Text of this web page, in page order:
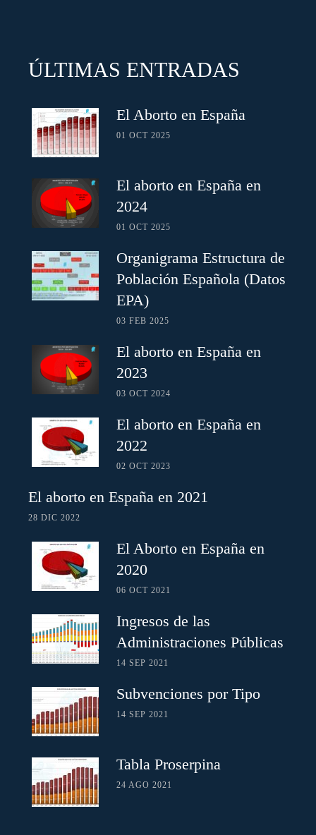
ÚLTIMAS ENTRADAS
El Aborto en España
01 OCT 2025
El aborto en España en
2024
01 OCT 2025
Organigrama Estructura de
Población Española (Datos
EPA)
03 FEB 2025
El aborto en España en
2023
03 OCT 2024
El aborto en España en
2022
02 OCT 2023
El aborto en España en 2021
28 DIC 2022
El Aborto en España en
2020
06 OCT 2021
Ingresos de las
Administraciones Públicas
14 SEP 2021
Subvenciones por Tipo
14 SEP 2021
Tabla Proserpina
24 AGO 2021